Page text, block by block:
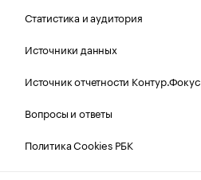
Статистика и аудитория
Источники данных
Источник отчетности Контур.Фокус
Вопросы и ответы
Политика Cookies РБК